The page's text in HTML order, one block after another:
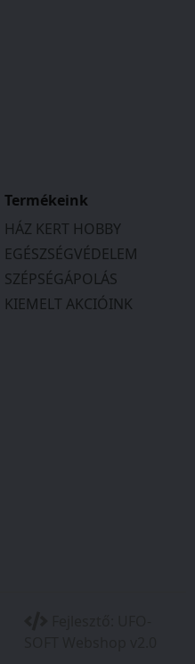
Termékeink
HÁZ KERT HOBBY
EGÉSZSÉGVÉDELEM
SZÉPSÉGÁPOLÁS
KIEMELT AKCIÓINK